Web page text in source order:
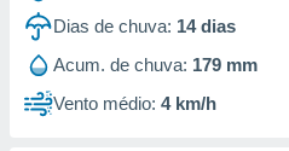
Dias de chuva: 14dias
Acum. de chuva: 179 mm
Vento médio: 4 km/h